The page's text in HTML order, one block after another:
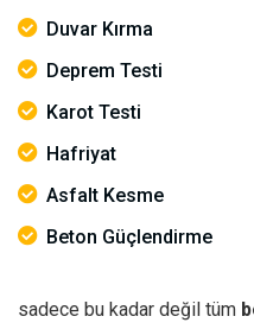
Duvar Kırma
Deprem Testi
Karot Testi
Hafriyat
Asfalt Kesme
Beton Güçlendirme
sadece bu kadar değil tüm